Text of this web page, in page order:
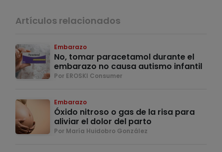
Artículos relacionados
Embarazo
No, tomar paracetamol durante el
embarazo no causa autismo infantil
Por EROSKI Consumer
Embarazo
Óxido nitroso o gas de la risa para
aliviar el dolor del parto
Por María Huidobro González